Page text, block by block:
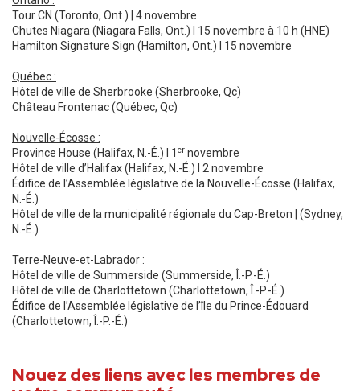
Tour CN (Toronto, Ont.) | 4 novembre
Chutes Niagara (Niagara Falls, Ont.) l 15 novembre à 10 h (HNE)
Hamilton Signature Sign (Hamilton, Ont.) l 15 novembre
Québec :
Hôtel de ville de Sherbrooke (Sherbrooke, Qc)
Château Frontenac (Québec, Qc)
Nouvelle-Écosse :
Province House (Halifax, N.-É.) l 1 er novembre
Hôtel de ville d’Halifax (Halifax, N.-É.) l 2 novembre
Édifice de l’Assemblée législative de la Nouvelle-Écosse (Halifax,
N.-É.)
Hôtel de ville de la municipalité régionale du Cap-Breton | (Sydney,
N.-É.)
Terre-Neuve-et-Labrador :
Hôtel de ville de Summerside (Summerside, Î.-P.-É.)
Hôtel de ville de Charlottetown (Charlottetown, Î.-P.-É.)
Édifice de l’Assemblée législative de l’île du Prince-Édouard
(Charlottetown, Î.-P.-É.)
Nouez des liens avec les membres de